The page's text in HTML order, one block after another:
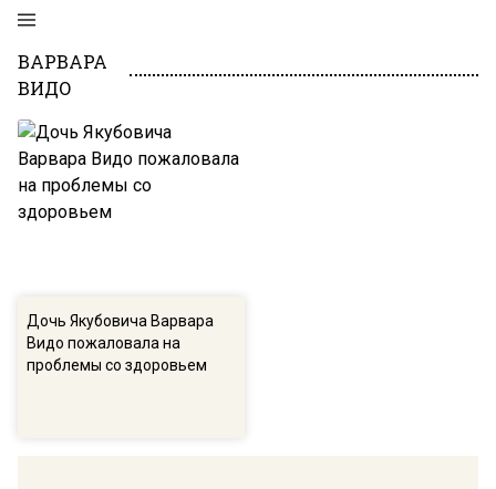
ВАРВАРА
ВИДО
Дочь Якубовича Варвара
Видо пожаловала на
проблемы со здоровьем